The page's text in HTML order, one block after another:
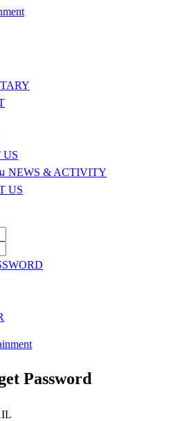
US
NEWS & ACTIVITY
US
Password